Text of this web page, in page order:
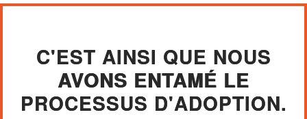
C'EST AINSI QUE NOUS
AVONS ENTAMÉ LE
PROCESSUS D'ADOPTION.